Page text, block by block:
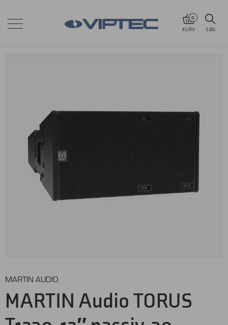
0
KURV
SØG
MARTIN AUDIO
MARTIN Audio TORUS